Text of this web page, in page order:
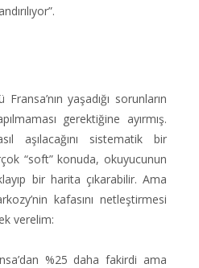
yaşadığı sorunların
gerektiğine ayırmış.
aşılacağını sistematik bir
“soft” konuda, okuyucunun
bir harita çıkarabilir. Ama
kafasını netleştirmesi
verelim:
%25 daha fakirdi ama